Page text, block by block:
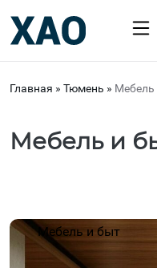
Главная » Тюмень » Мебель
Мебель и
Мебель и быт